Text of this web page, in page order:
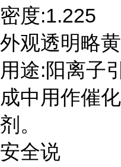
密度:1.225
外观透明略
用途:阳离子
成中用作催
剂。
安全说